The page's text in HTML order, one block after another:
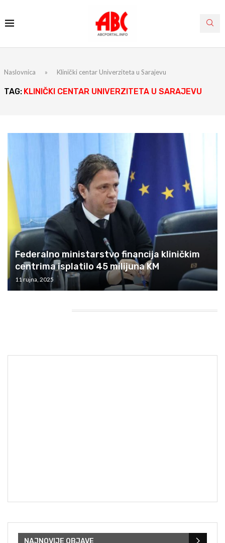
Naslovnica » Klinički centar Univerziteta u Sarajevu
TAG: KLINIČKI CENTAR UNIVERZITETA U SARAJEVU
Federalno ministarstvo financija kliničkim
centrima isplatilo 45 milijuna KM
11 rujna, 2025
NAJNOVIJE OBJAVE